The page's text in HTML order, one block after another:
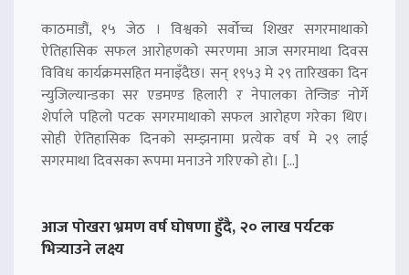
काठमाडौं, १५ जेठ । विश्वको सर्वोच्च शिखर सगरमाथाको
ऐतिहासिक सफल आरोहणको स्मरणमा आज सगरमाथा दिवस
विविध कार्यक्रमसहित मनाइँदैछ। सन् १९५३ मे २९ तारिखका दिन
न्युजिल्यान्डका सर एडमण्ड हिलारी र नेपालका तेन्जिङ नोर्गे
शेर्पाले पहिलो पटक सगरमाथाको सफल आरोहण गरेका थिए।
सोही ऐतिहासिक दिनको सम्झनामा प्रत्येक वर्ष मे २९ लाई
सगरमाथा दिवसका रूपमा मनाउने गरिएको हो। […]
आज पोखरा भ्रमण वर्ष घोषणा हुँदै, २० लाख पर्यटक
भित्र्याउने लक्ष्य